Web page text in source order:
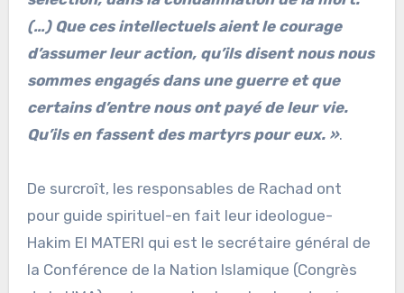
(…) Que ces intellectuels aient le courage
d’assumer leur action, qu’ils disent nous nous
sommes engagés dans une guerre et que
certains d’entre nous ont payé de leur vie.
Qu’ils en fassent des martyrs pour eux. ».
De surcroît, les responsables de Rachad ont
pour guide spirituel-en fait leur ideologue-
Hakim El MATERI qui est le secrétaire général de
la Conférence de la Nation Islamique (Congrès